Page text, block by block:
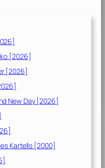
[2026]
[2026]
New Day [2026]
Kartells [2000]